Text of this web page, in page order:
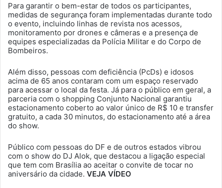
Para garantir o bem-estar de todos os participantes,
medidas de segurança foram implementadas durante todo
o evento, incluindo linhas de revista nos acessos,
monitoramento por drones e câmeras e a presença de
equipes especializadas da Polícia Militar e do Corpo de
Bombeiros.
Além disso, pessoas com deficiência (PcDs) e idosos
acima de 65 anos contaram com um espaço reservado
para acessar o local da festa. Já para o público em geral, a
parceria com o shopping Conjunto Nacional garantiu
estacionamento coberto ao valor único de R$ 10 e transfer
gratuito, a cada 30 minutos, do estacionamento até a área
do show.
Público com pessoas do DF e de outros estados vibrou
com o show do DJ Alok, que destacou a ligação especial
que tem com Brasília ao aceitar o convite de tocar no
aniversário da cidade. VEJA VÍDEO